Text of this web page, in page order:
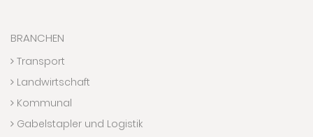
BRANCHEN
Transport
Landwirtschaft
Kommunal
Gabelstapler und Logistik